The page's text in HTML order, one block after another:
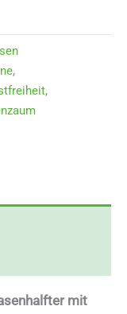
,
,
mit